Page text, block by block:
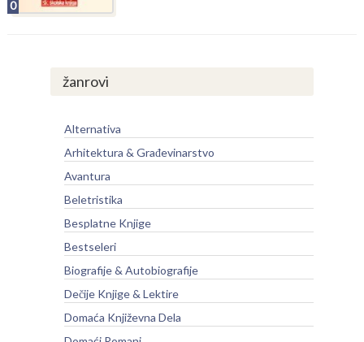
0
žanrovi
Alternativa
Arhitektura & Građevinarstvo
Avantura
Beletristika
Besplatne Knjige
Bestseleri
Biografije & Autobiografije
Dečije Knjige & Lektire
Domaća Književna Dela